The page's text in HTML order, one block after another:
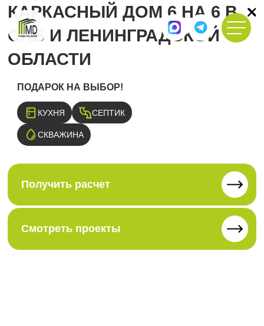
КАРКАСНЫЙ ДОМ 6 НА 6 В
СПБ И ЛЕНИНГРАДСКОЙ
ОБЛАСТИ
ПОДАРОК НА ВЫБОР!
КУХНЯ СЕПТИК
СКВАЖИНА
Получить расчет
Смотреть проекты